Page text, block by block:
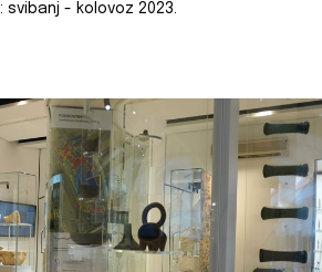
: svibanj - kolovoz 2023.